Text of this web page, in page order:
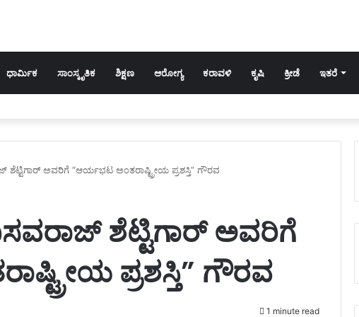
ಧಾರ್ಮಿಕ ಸಾಂಸ್ಕೃತಿಕ ಶಿಕ್ಷಣ ಆರೋಗ್ಯ ಕರಾವಳಿ ಕೃಷಿ ಕ್ರೀಡೆ ಇತರೆ
ಶೆಟ್ಟಿಗಾ‌ರ್ ಅವರಿಗೆ “ಆರ್ಯಭಟ ಅಂತರಾಷ್ಟ್ರೀಯ ಪ್ರಶಸ್ತಿ” ಗೌರವ
ಶೆಟ್ಟಿಗಾ‌ರ್ ಅವರಿಗೆ
ಪ್ರಶಸ್ತಿ” ಗೌರವ
1 minute read